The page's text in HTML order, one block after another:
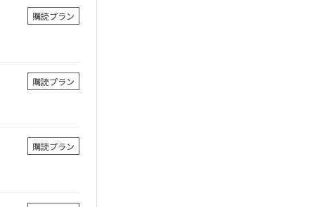
購読プラン
購読プラン
購読プラン